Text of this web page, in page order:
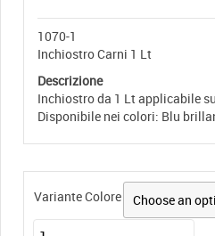
1070-1
Inchiostro Carni 1 Lt
Descrizione
Inchiostro da 1 Lt applicabile
Disponibile nei colori: Blu
Variante Colore